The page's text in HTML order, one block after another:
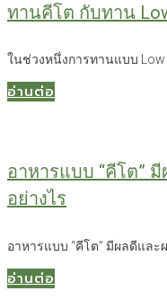
ทานคีโต กับทาน
ในช่วงหนึ่งการทานแบบ
อ่านต่อ
อาหารแบบ “คีโต”
อย่างไร
อาหารแบบ “คีโต” มีผลดีและผ
อ่านต่อ